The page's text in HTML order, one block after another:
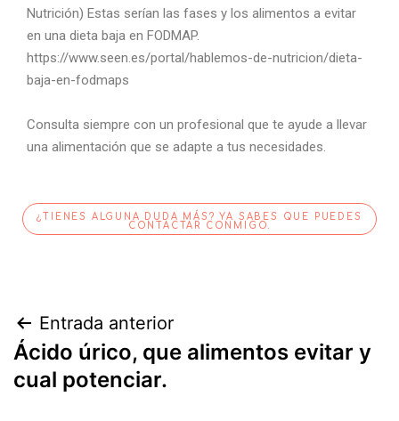
Nutrición) Estas serían las fases y los alimentos a evitar
en una dieta baja en FODMAP.
https://www.seen.es/portal/hablemos-de-nutricion/dieta-
baja-en-fodmaps
Consulta siempre con un profesional que te ayude a llevar
una alimentación que se adapte a tus necesidades.
¿TIENES ALGUNA DUDA MÁS? YA SABES QUE PUEDES
CONTACTAR CONMIGO.
Entrada anterior
Ácido úrico, que alimentos evitar y
cual potenciar.